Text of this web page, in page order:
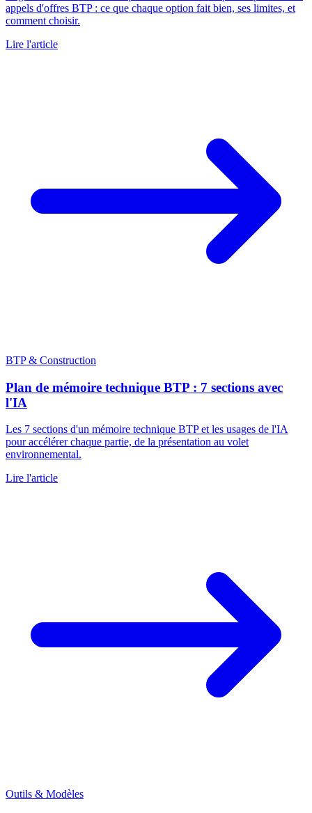
appels d'offres BTP : ce que chaque option fait bien, ses limites, et
comment choisir.
Lire l'article
BTP & Construction
Plan de mémoire technique BTP : 7 sections avec
l'IA
Les 7 sections d'un mémoire technique BTP et les usages de l'IA
pour accélérer chaque partie, de la présentation au volet
environnemental.
Lire l'article
Outils & Modèles